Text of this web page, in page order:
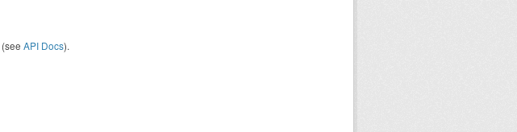
(see API Docs).